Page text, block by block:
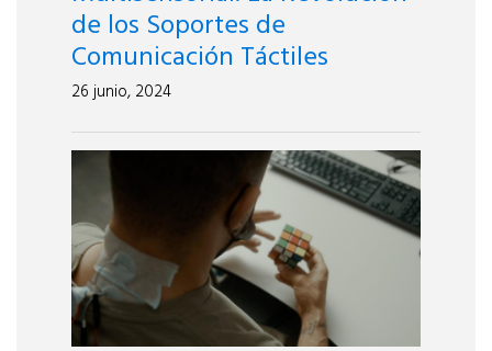
de los Soportes de
Comunicación Táctiles
26 junio, 2024